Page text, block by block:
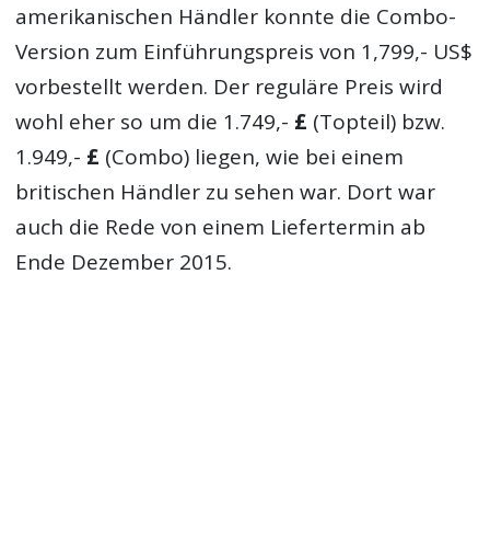
amerikanischen Händler konnte die Combo-
Version zum Einführungspreis von 1,799,- US$
vorbestellt werden. Der reguläre Preis wird
wohl eher so um die 1.749,- £ (Topteil) bzw.
1.949,- £ (Combo) liegen, wie bei einem
britischen Händler zu sehen war. Dort war
auch die Rede von einem Liefertermin ab
Ende Dezember 2015.